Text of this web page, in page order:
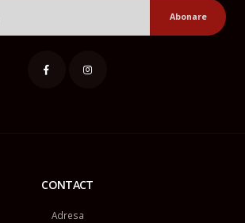
Abonare
CONTACT
Adresa